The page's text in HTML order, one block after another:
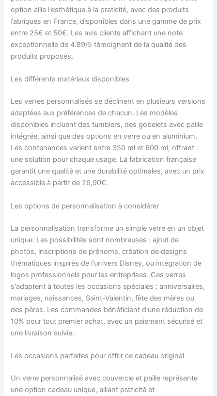
option allie l'esthétique à la praticité, avec des produits
fabriqués en France, disponibles dans une gamme de prix
entre 25€ et 50€. Les avis clients affichant une note
exceptionnelle de 4.89/5 témoignent de la qualité des
produits proposés.
Les différents matériaux disponibles
Les verres personnalisés se déclinent en plusieurs versions
adaptées aux préférences de chacun. Les modèles
disponibles incluent des tumblers, des gobelets avec paille
intégrée, ainsi que des options en verre ou en aluminium.
Les contenances varient entre 350 ml et 600 ml, offrant
une solution pour chaque usage. La fabrication française
garantit une qualité et une durabilité optimales, avec un prix
accessible à partir de 26,90€.
Les options de personnalisation à considérer
La personnalisation transforme un simple verre en un objet
unique. Les possibilités sont nombreuses : ajout de
photos, inscriptions de prénoms, création de designs
thématiques inspirés de l'univers Disney, ou intégration de
logos professionnels pour les entreprises. Ces verres
s'adaptent à toutes les occasions spéciales : anniversaires,
mariages, naissances, Saint-Valentin, fête des mères ou
des pères. Les commandes bénéficient d'une réduction de
10% pour tout premier achat, avec un paiement sécurisé et
une livraison suivie.
Les occasions parfaites pour offrir ce cadeau original
Un verre personnalisé avec couvercle et paille représente
une option cadeau unique, alliant praticité et